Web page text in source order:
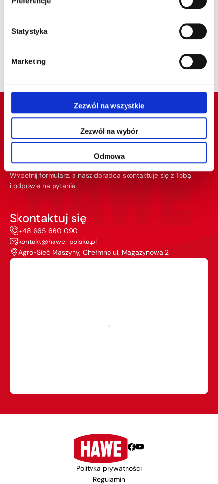
Statystyka
Marketing
Zezwól na wszystkie
Zezwól na wybór
Odmowa
do przecenienia – dlatego nie zwlekaj.
Skontaktuj się
z nami
już dziś i złóż zapytanie ofertowe, aby mieć
Wypełnij formularz, a nasz doradca skontaktuje się z Tobą
i odpowie na pytania.
Skontaktuj się
+48 665 660 090
kontakt@hawe-polska.pl
Agro-Sieć Maszyny, Chełmno ul. Magazynowa 2
Polityka prywatności
Regulamin